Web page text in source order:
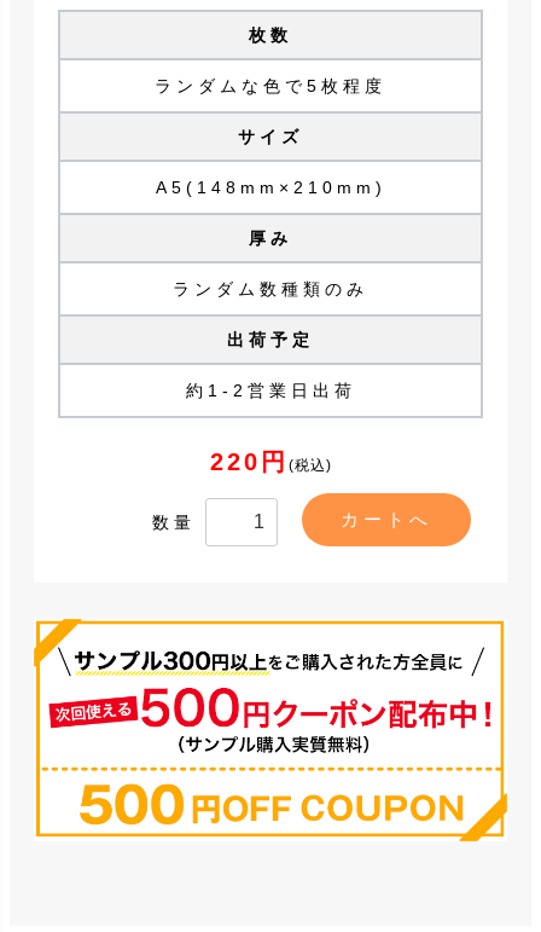
枚数
ランダムな色で5枚程度
サイズ
A5(148mm×210mm)
厚み
ランダム数種類のみ
出荷予定
約1-2営業日出荷
220円 (税込)
数量